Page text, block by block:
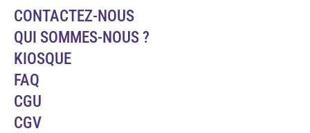
CONTACTEZ-NOUS
QUI SOMMES-NOUS ?
KIOSQUE
FAQ
CGU
CGV